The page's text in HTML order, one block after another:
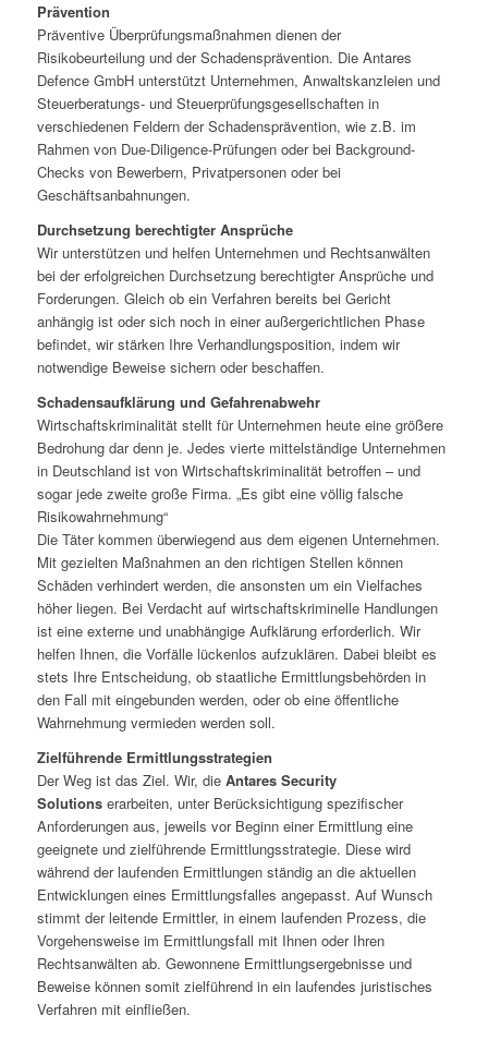
Prävention
Präventive Überprüfungsmaßnahmen dienen der
Risikobeurteilung und der Schadensprävention. Die Antares
Defence GmbH unterstützt Unternehmen, Anwaltskanzleien und
Steuerberatungs- und Steuerprüfungsgesellschaften in
verschiedenen Feldern der Schadensprävention, wie z.B. im
Rahmen von Due-Diligence-Prüfungen oder bei Background-
Checks von Bewerbern, Privatpersonen oder bei
Geschäftsanbahnungen.
Durchsetzung berechtigter Ansprüche
Wir unterstützen und helfen Unternehmen und Rechtsanwälten
bei der erfolgreichen Durchsetzung berechtigter Ansprüche und
Forderungen. Gleich ob ein Verfahren bereits bei Gericht
anhängig ist oder sich noch in einer außergerichtlichen Phase
befindet, wir stärken Ihre Verhandlungsposition, indem wir
notwendige Beweise sichern oder beschaffen.
Schadensaufklärung und Gefahrenabwehr
Wirtschaftskriminalität stellt für Unternehmen heute eine größere
Bedrohung dar denn je. Jedes vierte mittelständige Unternehmen
in Deutschland ist von Wirtschaftskriminalität betroffen – und
sogar jede zweite große Firma. „Es gibt eine völlig falsche
Risikowahrnehmung“
Die Täter kommen überwiegend aus dem eigenen Unternehmen.
Mit gezielten Maßnahmen an den richtigen Stellen können
Schäden verhindert werden, die ansonsten um ein Vielfaches
höher liegen. Bei Verdacht auf wirtschaftskriminelle Handlungen
ist eine externe und unabhängige Aufklärung erforderlich. Wir
helfen Ihnen, die Vorfälle lückenlos aufzuklären. Dabei bleibt es
stets Ihre Entscheidung, ob staatliche Ermittlungsbehörden in
den Fall mit eingebunden werden, oder ob eine öffentliche
Wahrnehmung vermieden werden soll.
Zielführende Ermittlungsstrategien
Der Weg ist das Ziel. Wir, die Antares Security
Solutionserarbeiten, unter Berücksichtigung spezifischer
Anforderungen aus, jeweils vor Beginn einer Ermittlung eine
geeignete und zielführende Ermittlungsstrategie. Diese wird
während der laufenden Ermittlungen ständig an die aktuellen
Entwicklungen eines Ermittlungsfalles angepasst. Auf Wunsch
stimmt der leitende Ermittler, in einem laufenden Prozess, die
Vorgehensweise im Ermittlungsfall mit Ihnen oder Ihren
Rechtsanwälten ab. Gewonnene Ermittlungsergebnisse und
Beweise können somit zielführend in ein laufendes juristisches
Verfahren mit einfließen.